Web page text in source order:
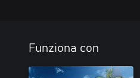
Funziona con